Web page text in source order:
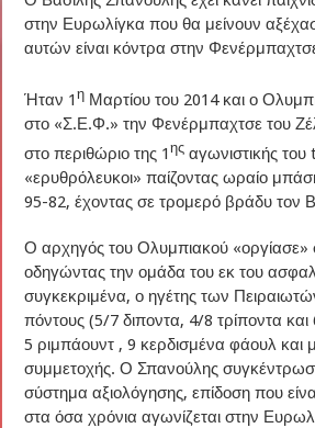
στην Ευρωλίγκα που θα μείνουν
αυτών είναι κόντρα στην
Ήταν 1η Μαρτίου του 2014 και ο
στο «Σ.Ε.Φ.» την Φενέρμπαχτσε του
στο περιθώριο της 1ης αγωνιστικής
«ερυθρόλευκοι» παίζοντας ωραίο
95-82, έχοντας σε τρομερό βράδυ τον
Ο αρχηγός του Ολυμπιακού «οργίασε»
οδηγώντας την ομάδα του εκ του
συγκεκριμένα, ο ηγέτης των
πόντους (5/7 διποντα, 4/8 τρίποντα
5 ριμπάουντ , 9 κερδισμένα φάουλ και
συμμετοχής. Ο Σπανούλης
σύστημα αξιολόγησης, επίδοση που
στα όσα χρόνια αγωνίζεται στην